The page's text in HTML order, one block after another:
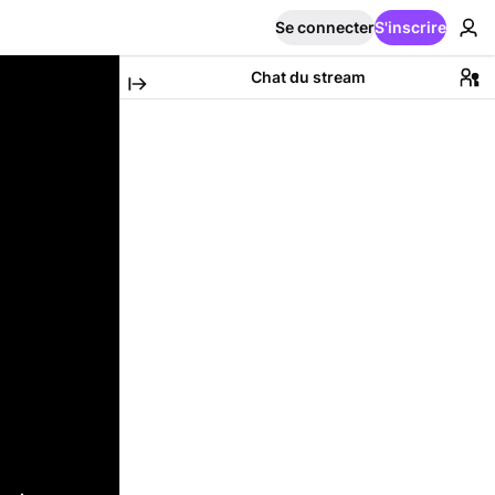
Se connecterS'inscrire
Chat du stream